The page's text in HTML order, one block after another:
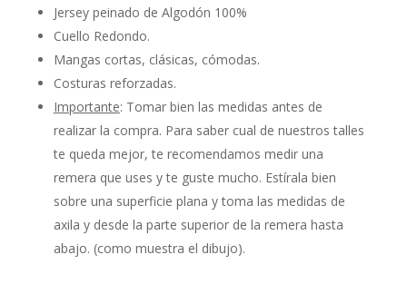
Jersey peinado de Algodón 100%
Cuello Redondo.
Mangas cortas, clásicas, cómodas.
Costuras reforzadas.
Importante: Tomar bien las medidas antes de
realizar la compra. Para saber cual de nuestros talles
te queda mejor, te recomendamos medir una
remera que uses y te guste mucho. Estírala bien
sobre una superficie plana y toma las medidas de
axila y desde la parte superior de la remera hasta
abajo. (como muestra el dibujo).